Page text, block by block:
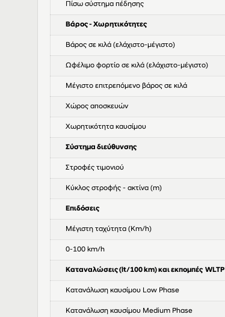
Πίσω σύστημα πέδησης
Βάρος - Χωρητικότητες
Βάρος σε κιλά (ελάχιστο-μέγιστο)
Ωφέλιμο φορτίο σε κιλά (ελάχιστο-μέγιστο)
Μέγιστο επιτρεπόμενο βάρος σε κιλά
Χώρος αποσκευών
Χωρητικότητα καυσίμου
Σύστημα διεύθυνσης
Στροφές τιμονιού
Κύκλος στροφής - ακτίνα (m)
Επιδόσεις
Μέγιστη ταχύτητα (Km/h)
0-100 km/h
Καταναλώσεις (lt/100 km) και εκπομπές WLTP
Κατανάλωση καυσίμου Low Phase
Κατανάλωση καυσίμου Medium Phase